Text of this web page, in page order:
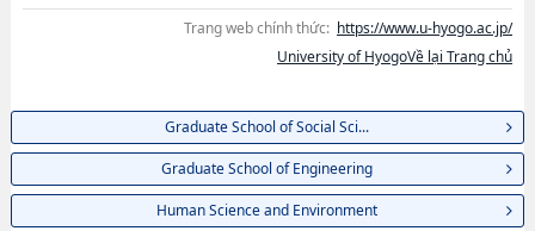
Trang web chính thức: https://www.u-hyogo.ac.jp/
University of HyogoVề lại Trang chủ
Graduate School of Social Sci...
Graduate School of Engineering
Human Science and Environment